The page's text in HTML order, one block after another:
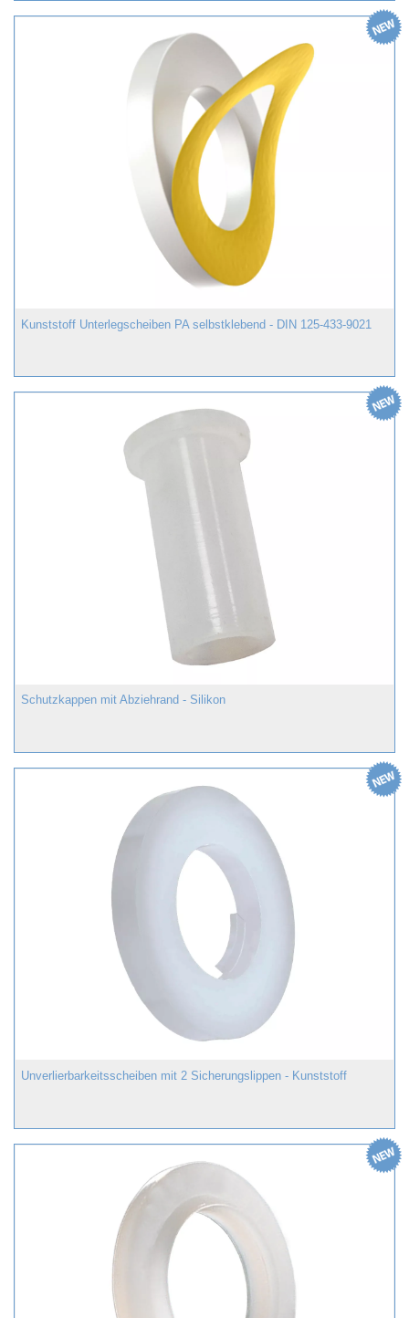
Kunststoff Unterlegscheiben PA selbstklebend - DIN 125-433-9021
Schutzkappen mit Abziehrand - Silikon
Unverlierbarkeitsscheiben mit 2 Sicherungslippen - Kunststoff